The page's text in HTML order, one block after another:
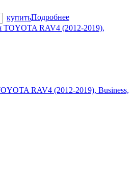
купитьПодробнее
RAV4 (2012-2019), Business,